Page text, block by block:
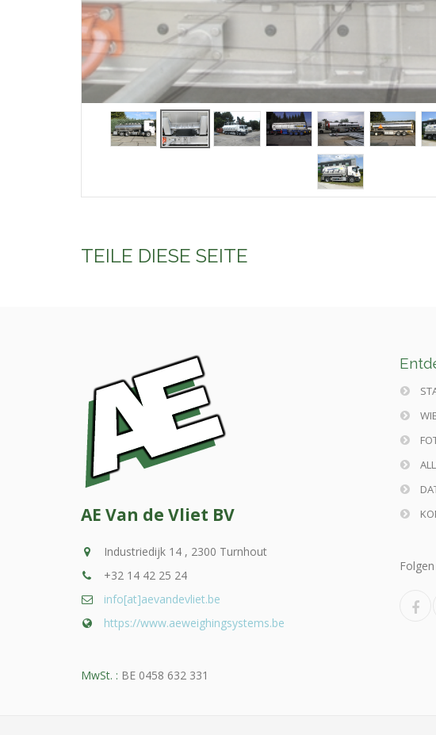
TEILE DIESE SEITE
AE Van de Vliet BV
Industriedijk 14 , 2300 Turnhout
+32 14 42 25 24
info[at]aevandevliet.be
https://www.aeweighingsystems.be
MwSt. : BE 0458 632 331